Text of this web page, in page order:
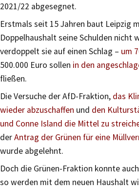
2021/22 abgesegnet.
Erstmals seit 15 Jahren baut Leipzig
Doppelhaushalt seine Schulden nicht
verdoppelt sie auf einen Schlag – um
500.000 Euro sollen in den
fließen.
Die Versuche der AfD-Fraktion, das
wieder abzuschaffen und den
und Conne Island die Mittel zu
derAntrag der Grünen für eine
wurde abgelehnt.
Doch die Grünen-Fraktion konnte
so werden mit dem neuen Haushalt